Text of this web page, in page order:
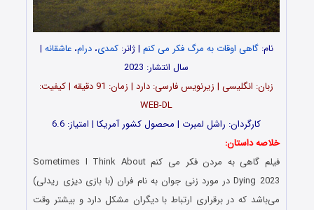
نام:گاهی اوقات به مرگ فکر می کنم | ژانر:کمدی،درام،عاشقانه |
سال انتشار: 2023
زبان: انگلیسی | زیرنویس فارسی: دارد | زمان: 91 دقیقه | کیفیت:
WEB-DL
کارگردان: راشل لمبرت | محصول کشور آمریکا | امتیاز: 6.6
خلاصه داستان:
فیلم گاهی به مردن فکر می کنم Sometimes I Think About
Dying 2023 در مورد زنی جوان به نام فران (با بازی دیزی ریدلی)
می‌باشد که در برقراری ارتباط با دیگران مشکل دارد و بیشتر وقت